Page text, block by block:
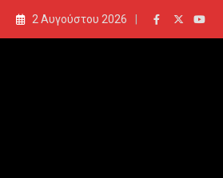
2 Αυγούστου 2026